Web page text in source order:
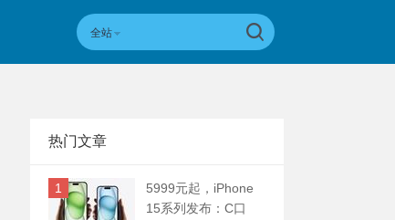
全站
热门文章
1
5999元起，iPhone
15系列发布：C口